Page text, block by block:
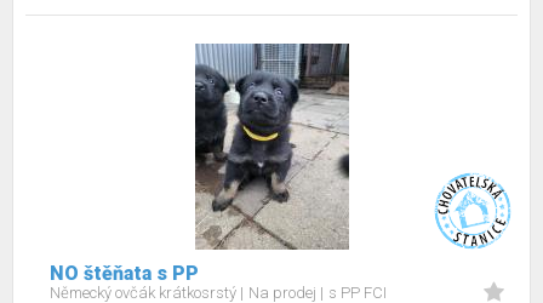
NO štěňata s PP
Německý ovčák krátkosrstý Na prodej s PP FCI